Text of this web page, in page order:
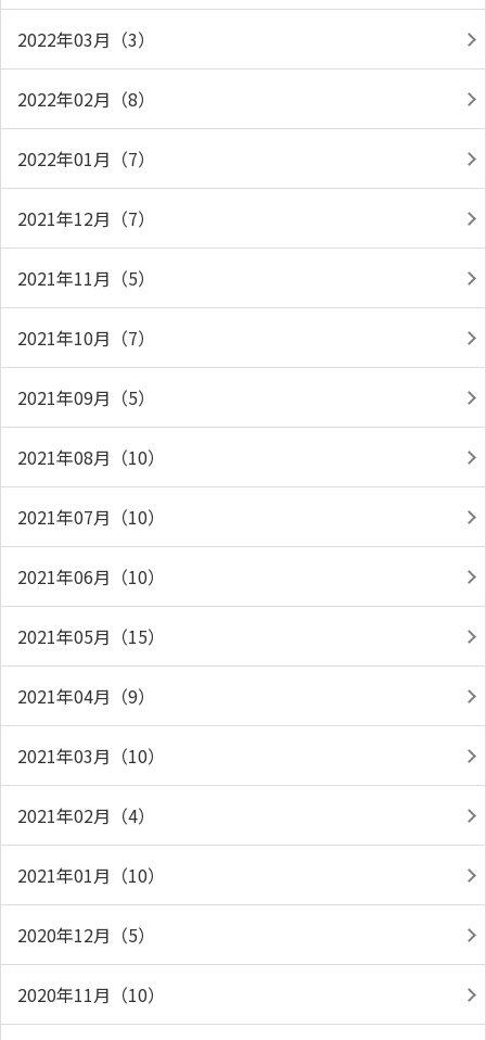
2022年03月（3）
2022年02月（8）
2022年01月（7）
2021年12月（7）
2021年11月（5）
2021年10月（7）
2021年09月（5）
2021年08月（10）
2021年07月（10）
2021年06月（10）
2021年05月（15）
2021年04月（9）
2021年03月（10）
2021年02月（4）
2021年01月（10）
2020年12月（5）
2020年11月（10）